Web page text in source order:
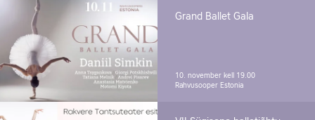
Grand Ballet Gala
10. november kell 19.00
Rahvusooper Estonia